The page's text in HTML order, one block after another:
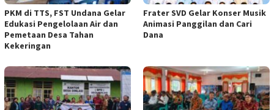
PKM di TTS, FST Undana Gelar
Edukasi Pengelolaan Air dan
Pemetaan Desa Tahan
Kekeringan
Frater SVD Gelar Konser Musik
Animasi Panggilan dan Cari
Dana